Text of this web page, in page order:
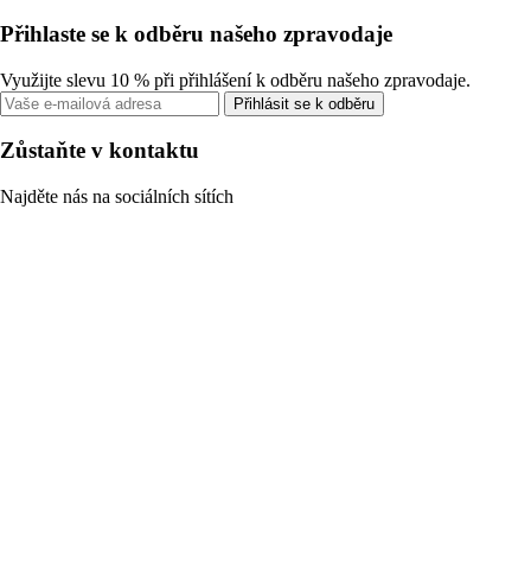
Přihlaste se k odběru našeho zpravodaje
Využijte slevu 10 % při přihlášení k odběru našeho zpravodaje.
Přihlásit se k odběru
Zůstaňte v kontaktu
Najděte nás na sociálních sítích